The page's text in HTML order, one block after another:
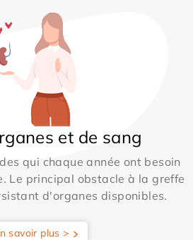
et de sang
qui chaque année ont besoin
Le principal obstacle à la greffe
d'organes disponibles.
savoir plus >